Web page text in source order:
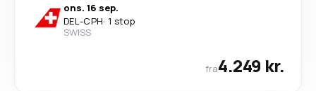
ons. 16 sep.
DEL-CPH· 1 stop
SWISS
fra4.249 kr.